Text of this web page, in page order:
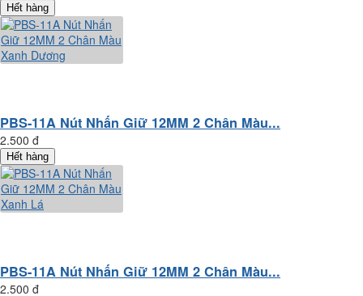
Hết hàng
PBS-11A Nút Nhấn Giữ 12MM 2 Chân Màu...
2.500 đ
Hết hàng
PBS-11A Nút Nhấn Giữ 12MM 2 Chân Màu...
2.500 đ